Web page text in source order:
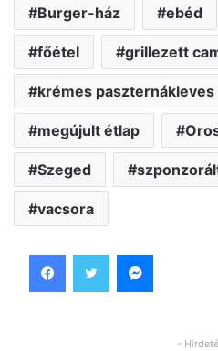
Burger-ház ebéd
főétel grillezett
krémes paszternákleves
megújult étlap
Szeged
vacsora
-